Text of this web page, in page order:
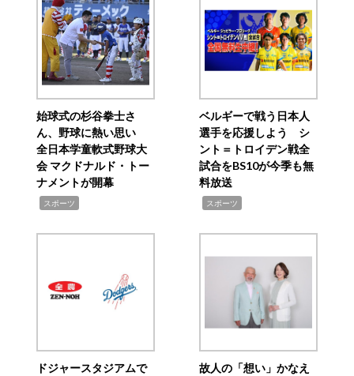
始球式の杉谷拳士さ
ん、野球に熱い思い
全日本学童軟式野球大
会 マクドナルド・トー
ナメントが開幕
スポーツ
ベルギーで戦う日本人
選手を応援しよう シ
ント＝トロイデン戦全
試合をBS10が今季も無
料放送
スポーツ
ドジャースタジアムで
故人の「想い」かなえ